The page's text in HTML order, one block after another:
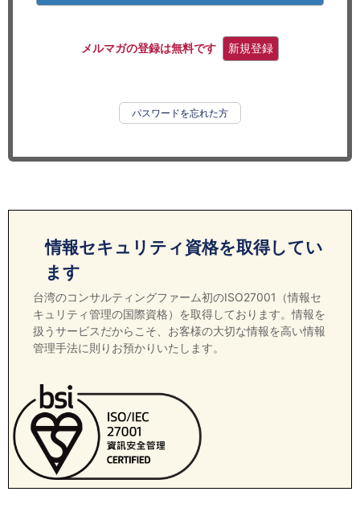
メルマガの登録は無料です 新規登録
パスワードを忘れた方
情報セキュリティ資格を取得してい
ます
台湾のコンサルティングファーム初のISO27001（情報セ
キュリティ管理の国際資格）を取得しております。情報を
扱うサービスだからこそ、お客様の大切な情報を高い情報
管理手法に則りお預かりいたします。